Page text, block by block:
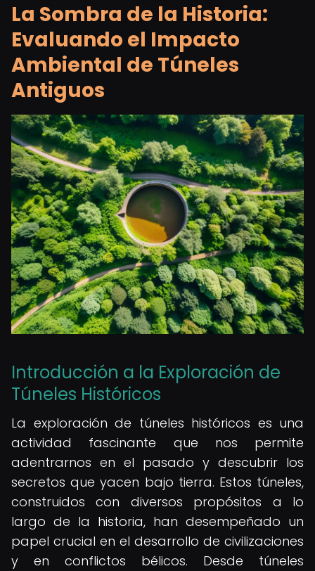
La Sombra de la Historia:
Evaluando el Impacto
Ambiental de Túneles
Antiguos
Introducción a la Exploración de
Túneles Históricos
La exploración de túneles históricos es una
actividad fascinante que nos permite
adentrarnos en el pasado y descubrir los
secretos que yacen bajo tierra. Estos túneles,
construidos con diversos propósitos a lo
largo de la historia, han desempeñado un
papel crucial en el desarrollo de civilizaciones
y en conflictos bélicos. Desde túneles